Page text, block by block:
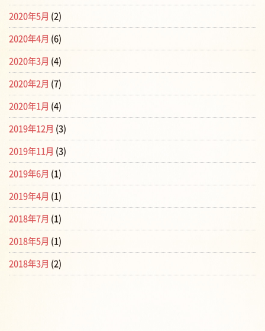
2020年5月 (2)
2020年4月 (6)
2020年3月 (4)
2020年2月 (7)
2020年1月 (4)
2019年12月 (3)
2019年11月 (3)
2019年6月 (1)
2019年4月 (1)
2018年7月 (1)
2018年5月 (1)
2018年3月 (2)